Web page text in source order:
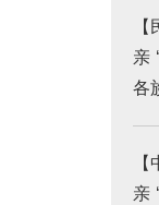
亲
各
亲